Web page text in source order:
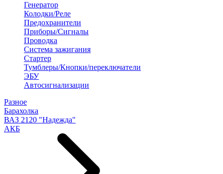
Генератор
Колодки/Реле
Предохранители
Приборы/Сигналы
Проводка
Система зажигания
Стартер
Тумблеры/Кнопки/переключатели
ЭБУ
Автосигнализации
Разное
Барахолка
ВАЗ 2120 "Надежда"
АКБ